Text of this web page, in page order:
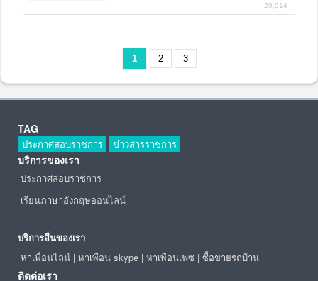
29,914
1 2 3
TAG
ประกาศสอบราชการ ข่าวสารราชการ
บริการของเรา
ประกาศสอบราชการ
เรียนภาษาอังกฤษออนไลน์
บริการอื่นของเรา
หาเพื่อนไลน์ | หาเพื่อน skype | หาเพื่อนเฟซ | ซื้อขายรถบ้าน
ติดต่อเรา